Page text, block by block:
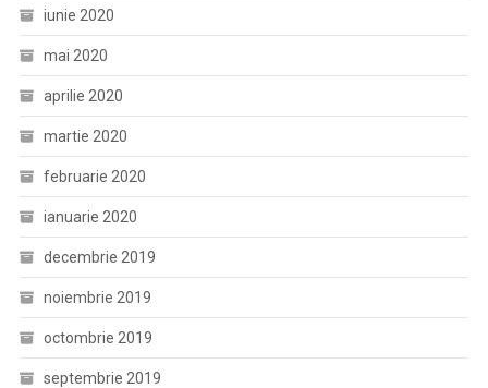
iunie 2020
mai 2020
aprilie 2020
martie 2020
februarie 2020
ianuarie 2020
decembrie 2019
noiembrie 2019
octombrie 2019
septembrie 2019